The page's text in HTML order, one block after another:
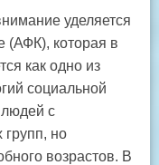
уделяется
(АФК), которая в
как одно из
социальной
людей с
групп, но
возрастов. В